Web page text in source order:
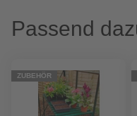
Passend
ZUBEHÖR